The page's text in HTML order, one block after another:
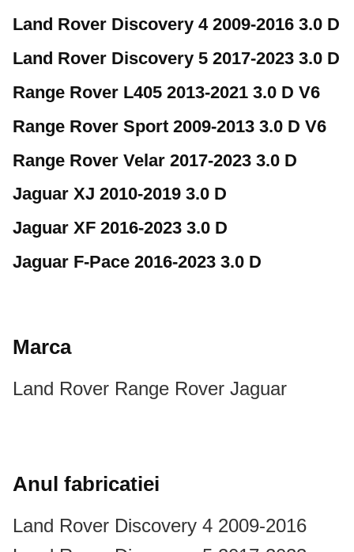
Land Rover Discovery 4 2009-2016 3.0 D
Land Rover Discovery 5 2017-2023 3.0 D
Range Rover L405 2013-2021 3.0 D V6
Range Rover Sport 2009-2013 3.0 D V6
Range Rover Velar 2017-2023 3.0 D
Jaguar XJ 2010-2019 3.0 D
Jaguar XF 2016-2023 3.0 D
Jaguar F-Pace 2016-2023 3.0 D
Marca
Land Rover Range Rover Jaguar
Anul fabricatiei
Land Rover Discovery 4 2009-2016